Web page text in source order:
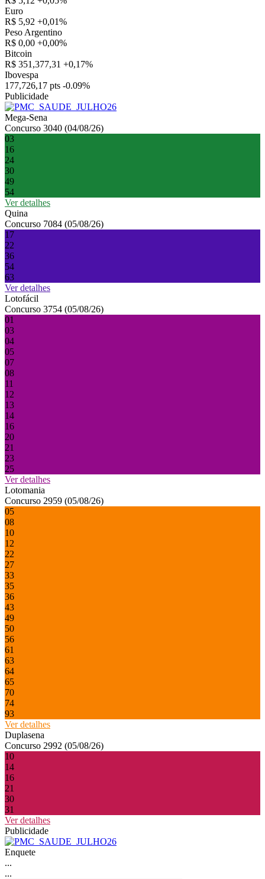
Euro
R$ 5,92 +0,01%
Peso Argentino
R$ 0,00 +0,00%
Bitcoin
R$ 351,377,31 +0,17%
Ibovespa
177,726,17 pts -0.09%
Publicidade
Mega-Sena
Concurso 3040 (04/08/26)
03
16
24
30
49
54
Ver detalhes
Quina
Concurso 7084 (05/08/26)
17
22
36
54
63
Ver detalhes
Lotofácil
Concurso 3754 (05/08/26)
01
03
04
05
07
08
11
12
13
14
16
20
21
23
25
Ver detalhes
Lotomania
Concurso 2959 (05/08/26)
05
08
10
12
22
27
33
35
36
43
49
50
56
61
63
64
65
70
74
93
Ver detalhes
Duplasena
Concurso 2992 (05/08/26)
10
14
16
21
30
31
Ver detalhes
Publicidade
Enquete
...
...